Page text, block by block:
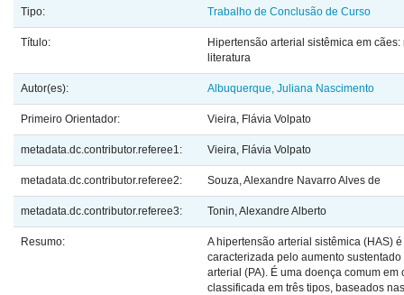
Tipo: Trabalho de Conclusão de Curso
Título:
Hipertensão arterial sistêmica em cães:
literatura
Autor(es): Albuquerque, Juliana Nascimento
Primeiro Orientador: Vieira, Flávia Volpato
metadata.dc.contributor.referee1: Vieira, Flávia Volpato
metadata.dc.contributor.referee2: Souza, Alexandre Navarro Alves de
metadata.dc.contributor.referee3: Tonin, Alexandre Alberto
Resumo:
A hipertensão arterial sistêmica (HAS) é
caracterizada pelo aumento
arterial (PA). É uma doença comum em
classificada em três tipos, baseados